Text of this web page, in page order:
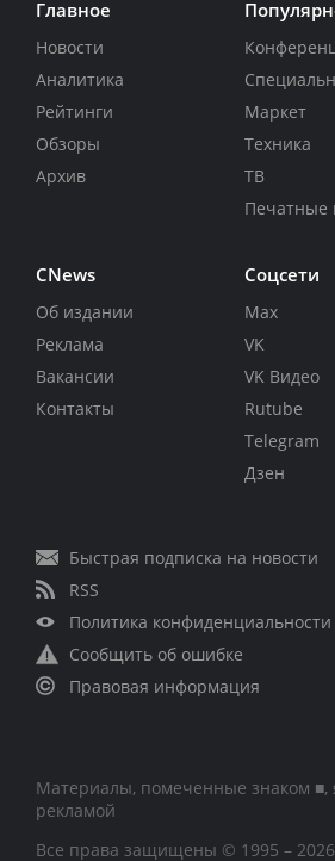
Главное
Новости
Аналитика
Рейтинги
Обзоры
Архив
Маркет
Техника
ТВ
Печатные
CNews
Об издании
Реклама
Вакансии
Контакты
Соцсети
Max
VK
VK Видео
Rutube
Telegram
Дзен
Быстрая подписка на новости
RSS
Политика конфиденциальности
Сообщить об ошибке
Правовая информация
Материалы, помеченные знаком ■,
рекламой
Все права защищены © 1995 – 2026